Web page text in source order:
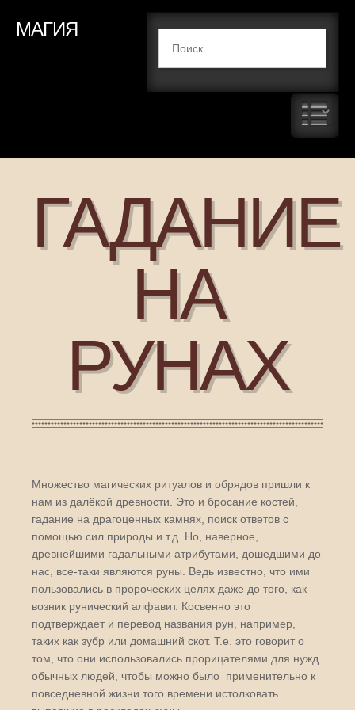
МАГИЯ
ГАДАНИЕ
НА
РУНАХ
Множество магических ритуалов и обрядов пришли к
нам из далёкой древности. Это и бросание костей,
гадание на драгоценных камнях, поиск ответов с
помощью сил природы и т.д. Но, наверное,
древнейшими гадальными атрибутами, дошедшими до
нас, все-таки являются руны. Ведь известно, что ими
пользовались в пророческих целях даже до того, как
возник рунический алфавит. Косвенно это
подтверждает и перевод названия рун, например,
таких как зубр или домашний скот. Т.е. это говорит о
том, что они использовались прорицателями для нужд
обычных людей, чтобы можно было применительно к
повседневной жизни того времени истолковать